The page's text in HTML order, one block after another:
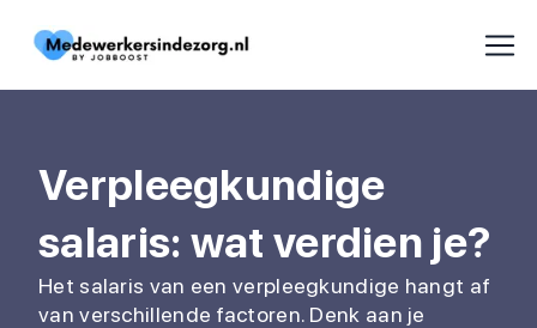
Verpleegkundige
salaris: wat verdien je?
Het salaris van een verpleegkundige hangt af
van verschillende factoren. Denk aan je